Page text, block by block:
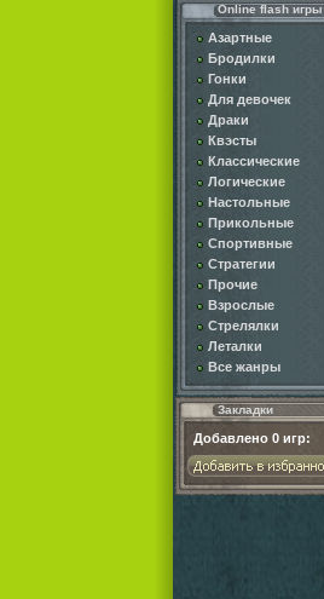
Online flash игры
Азартные
Бродилки
Гонки
Для девочек
Драки
Квэсты
Классические
Логические
Настольные
Прикольные
Спортивные
Стратегии
Прочие
Взрослые
Стрелялки
Леталки
Все жанры
Закладки
Добавлено 0 игр: